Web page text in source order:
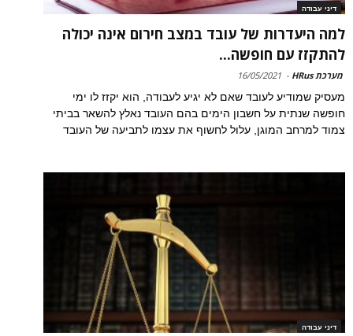
דיני עבודה
למה היעדרות של עובד במצב חירום אינה יכולה
להתקזז עם חופשה...
מערכת HRus -
16/05/2021
מעסיק שמודיע לעובד שאם לא יגיע לעבודה, הוא יקזז לו ימי
חופשה שנתית על חשבון הימים בהם העובד נאלץ להשאר בביתי
צמוד למרחב המוגן, עלול לחשוף את עצמו לתביעה של העובד
דיני עבודה